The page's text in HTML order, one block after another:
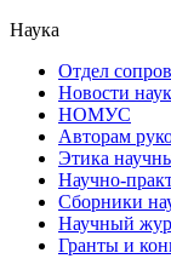
Наука
Отдел
Новости
НОМУС
Авторам
Этика
Научно-
Сборники
Научный
Гранты и